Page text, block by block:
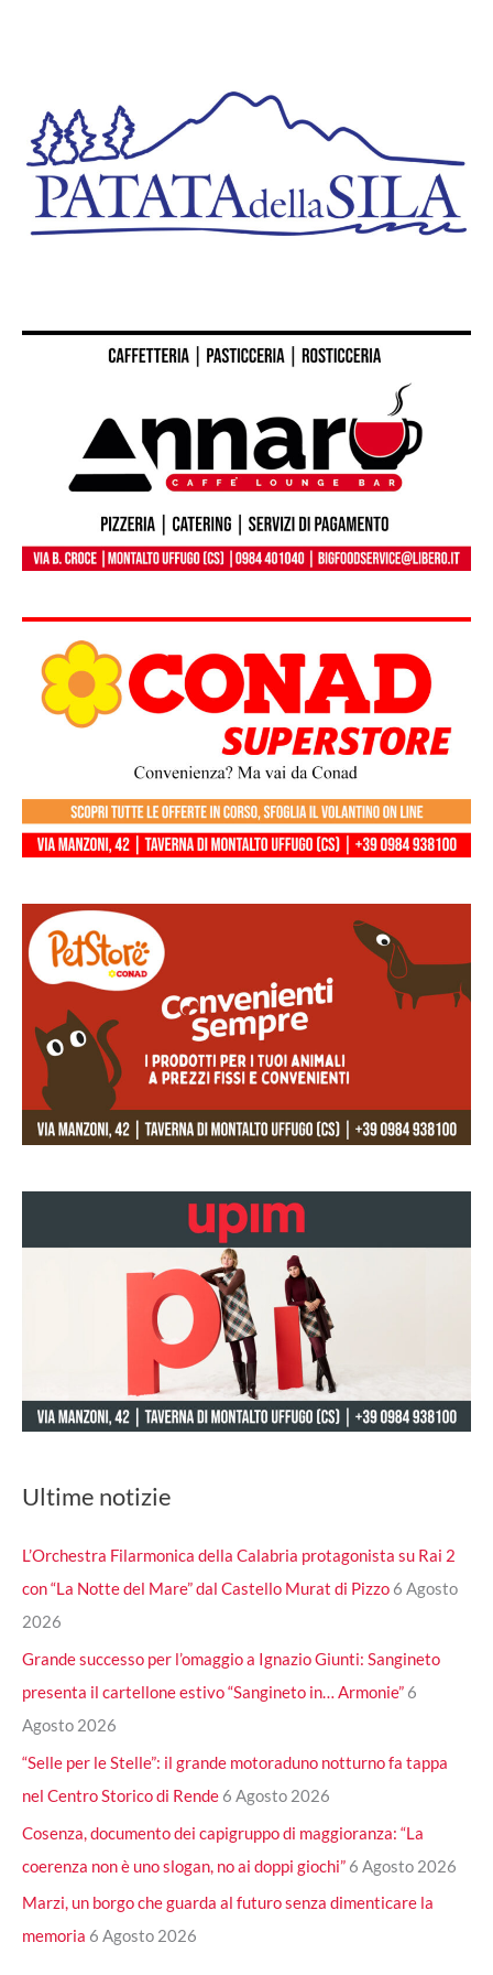
Ultime notizie
L’Orchestra Filarmonica della Calabria protagonista su Rai 2
con “La Notte del Mare” dal Castello Murat di Pizzo 6 Agosto
2026
Grande successo per l’omaggio a Ignazio Giunti: Sangineto
presenta il cartellone estivo “Sangineto in… Armonie” 6
Agosto 2026
“Selle per le Stelle”: il grande motoraduno notturno fa tappa
nel Centro Storico di Rende 6 Agosto 2026
Cosenza, documento dei capigruppo di maggioranza: “La
coerenza non è uno slogan, no ai doppi giochi” 6 Agosto 2026
Marzi, un borgo che guarda al futuro senza dimenticare la
memoria 6 Agosto 2026